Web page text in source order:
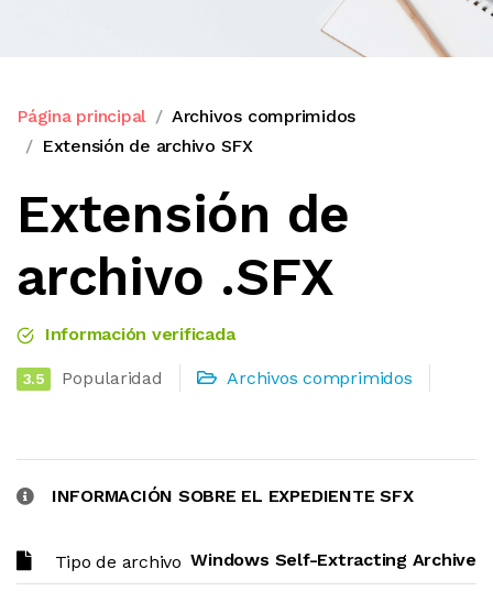
Página principal
Archivos comprimidos
Extensión de archivo SFX
Extensión de
archivo .SFX
Información verificada
3.5 Popularidad Archivos comprimidos
INFORMACIÓN SOBRE EL EXPEDIENTE SFX
Tipo de archivo Windows Self-Extracting Archive